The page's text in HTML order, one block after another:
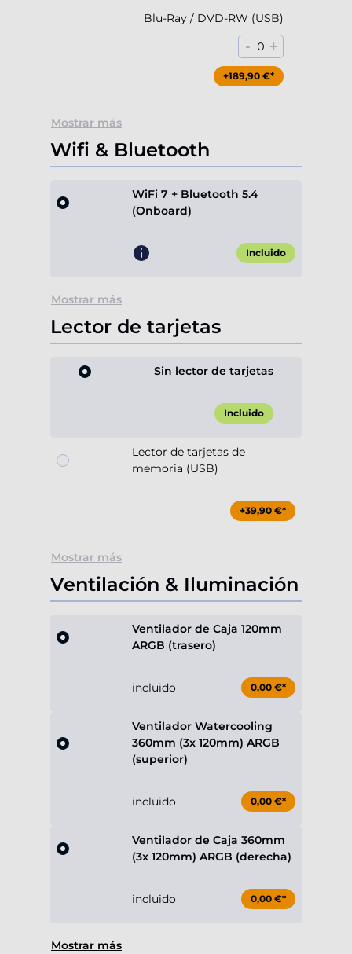
Blu-Ray / DVD-RW (USB)
- 0 +
+189,90 €*
Mostrar más
Wifi & Bluetooth
WiFi 7 + Bluetooth 5.4
(Onboard)
Incluido
Mostrar más
Lector de tarjetas
Sin lector de tarjetas
Incluido
Lector de tarjetas de
memoria (USB)
+39,90 €*
Mostrar más
Ventilación & Iluminación
Ventilador de Caja 120mm
ARGB (trasero)
incluido 0,00 €*
Ventilador Watercooling
360mm (3x 120mm) ARGB
(superior)
incluido 0,00 €*
Ventilador de Caja 360mm
(3x 120mm) ARGB (derecha)
incluido 0,00 €*
Mostrar más